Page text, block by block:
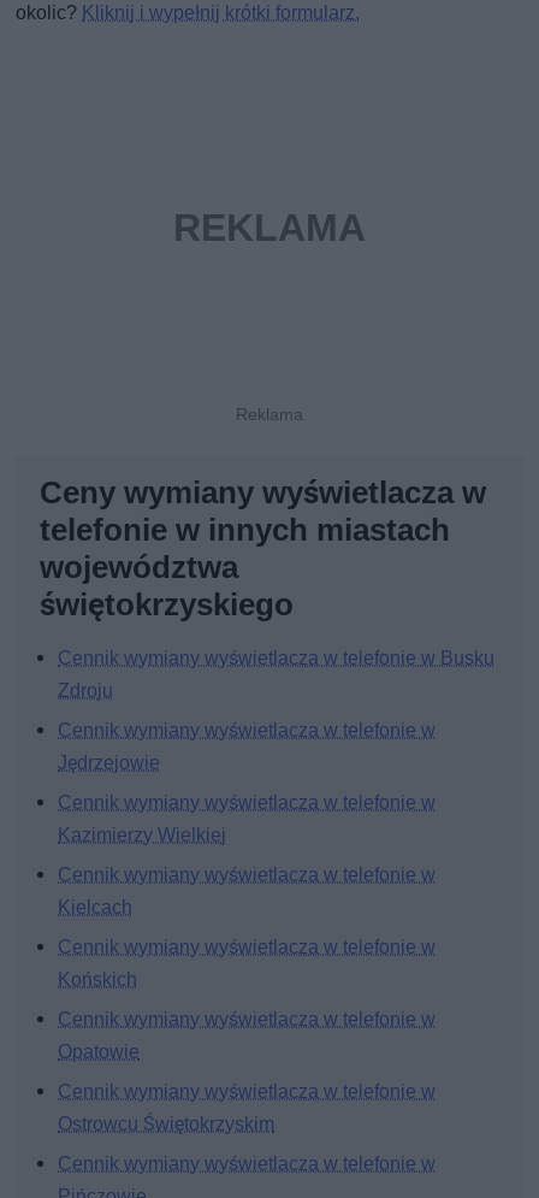
okolic? Kliknij i wypełnij krótki formularz.
Ceny wymiany wyświetlacza w
telefonie w innych miastach
województwa
świętokrzyskiego
Cennik wymiany wyświetlacza w telefonie w Busku
Zdroju
Cennik wymiany wyświetlacza w telefonie w
Jędrzejowie
Cennik wymiany wyświetlacza w telefonie w
Kazimierzy Wielkiej
Cennik wymiany wyświetlacza w telefonie w
Kielcach
Cennik wymiany wyświetlacza w telefonie w
Końskich
Cennik wymiany wyświetlacza w telefonie w
Opatowie
Cennik wymiany wyświetlacza w telefonie w
Ostrowcu Świętokrzyskim
Cennik wymiany wyświetlacza w telefonie w